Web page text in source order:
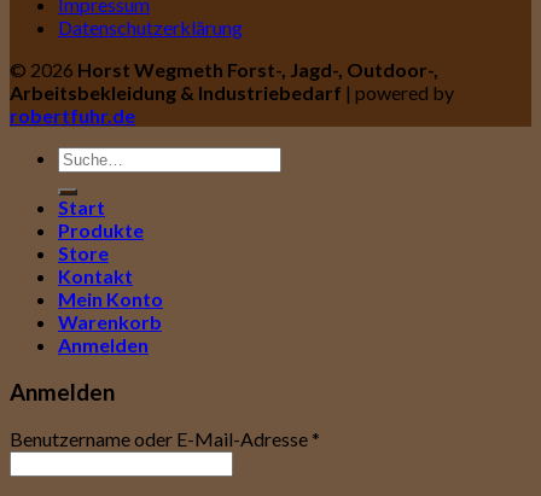
Datenschutzerklärung
© 2026 Horst Wegmeth Forst-, Jagd-, Outdoor-,
Arbeitsbekleidung & Industriebedarf | powered by
robertfuhr.de
Suche
nach:
Start
Produkte
Store
Kontakt
Mein Konto
Warenkorb
Anmelden
Anmelden
Benutzername oder E-Mail-Adresse *